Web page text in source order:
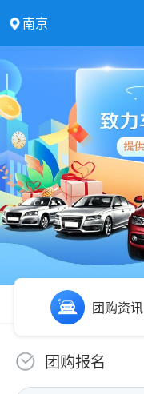
南京
团购资讯
团购报名